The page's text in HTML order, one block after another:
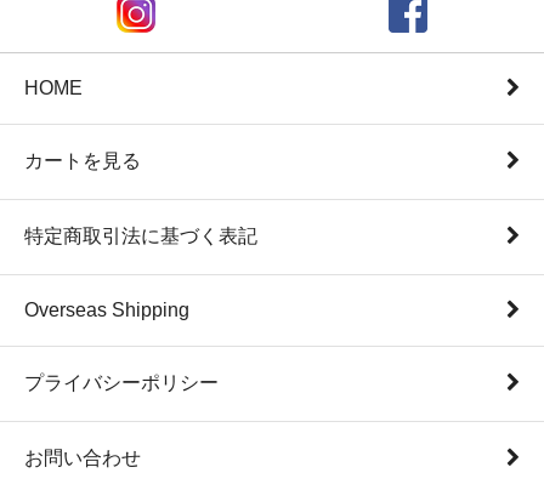
HOME
カートを見る
特定商取引法に基づく表記
Overseas Shipping
プライバシーポリシー
お問い合わせ